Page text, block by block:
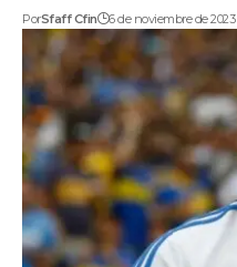
PorSfaff Cfin 6 de noviembre de 2023